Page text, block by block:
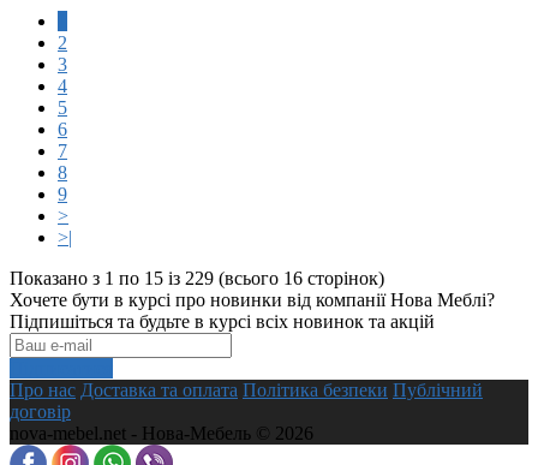
2
3
4
5
6
7
8
9
>
>|
Показано з 1 по 15 із 229 (всього 16 сторінок)
Хочете бути в курсі про новинки від компанії Нова Меблі?
Підпишіться та будьте в курсі всіх новинок та акцій
Про нас Доставка та оплата Політика безпеки Публічний
договір
nova-mebel.net - Нова-Мебель © 2026